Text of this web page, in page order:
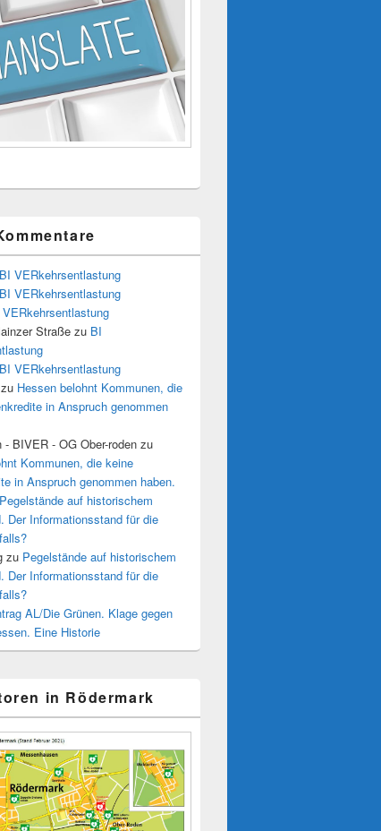
BI VERkehrsentlastung
BI VERkehrsentlastung
Straße zu BI
BI VERkehrsentlastung
zu Hessen belohnt Kommunen, die
in Anspruch genommen
- BIVER - OG Ober-roden zu
Kommunen, die keine
in Anspruch genommen haben.
Pegelstände auf historischem
Der Informationsstand für die
zu Pegelstände auf historischem
Der Informationsstand für die
AL/Die Grünen. Klage gegen
Eine Historie
in Rödermark